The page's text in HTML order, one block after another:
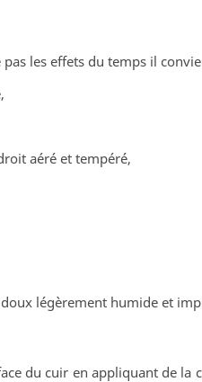
les effets du temps il
aéré et tempéré,
légèrement humide et
du cuir en appliquant de